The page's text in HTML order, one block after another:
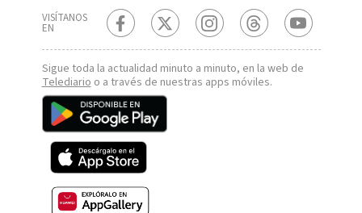
VISÍTANOS
EN
Sigue toda la actualidad minuto a minuto, en la web de
Telediarioo a través de nuestras apps móviles.